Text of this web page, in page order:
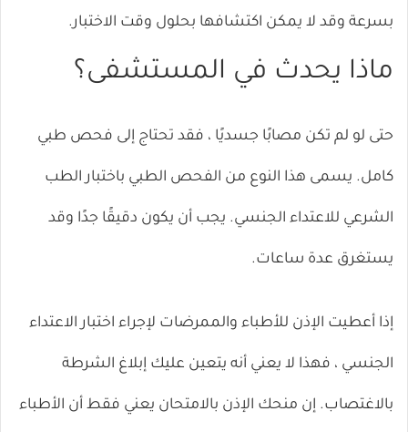
بسرعة وقد لا يمكن اكتشافها بحلول وقت الاختبار.
ماذا يحدث في المستشفى؟
حتى لو لم تكن مصابًا جسديًا ، فقد تحتاج إلى فحص طبي
كامل. يسمى هذا النوع من الفحص الطبي باختبار الطب
الشرعي للاعتداء الجنسي. يجب أن يكون دقيقًا جدًا وقد
يستغرق عدة ساعات.
إذا أعطيت الإذن للأطباء والممرضات لإجراء اختبار الاعتداء
الجنسي ، فهذا لا يعني أنه يتعين عليك إبلاغ الشرطة
بالاغتصاب. إن منحك الإذن بالامتحان يعني فقط أن الأطباء